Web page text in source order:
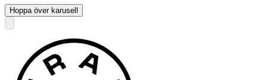
Hoppa över karusell